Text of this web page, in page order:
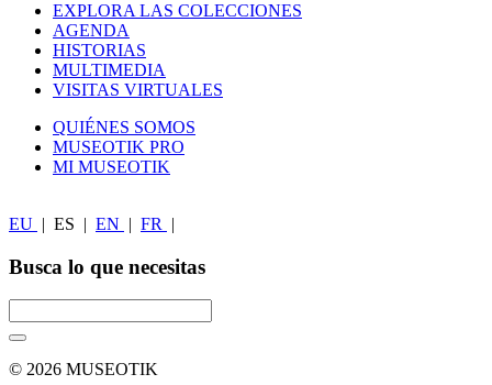
EXPLORA LAS COLECCIONES
AGENDA
HISTORIAS
MULTIMEDIA
VISITAS VIRTUALES
QUIÉNES SOMOS
MUSEOTIK PRO
MI MUSEOTIK
EU | ES | EN | FR |
Busca lo que necesitas
© 2026 MUSEOTIK